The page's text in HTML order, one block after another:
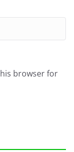
browser for